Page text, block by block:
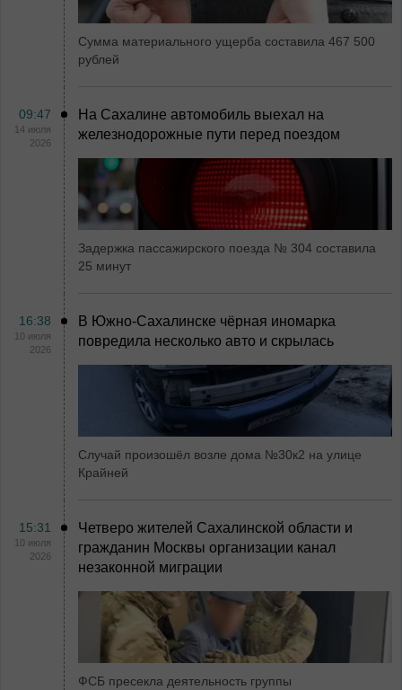
Сумма материального ущерба составила 467 500
рублей
09:47
14 июля
2026
На Сахалине автомобиль выехал на
железнодорожные пути перед поездом
Задержка пассажирского поезда № 304 составила
25 минут
16:38
10 июля
2026
В Южно-Сахалинске чёрная иномарка
повредила несколько авто и скрылась
Случай произошёл возле дома №30к2 на улице
Крайней
15:31
10 июля
2026
Четверо жителей Сахалинской области и
гражданин Москвы организации канал
незаконной миграции
ФСБ пресекла деятельность группы